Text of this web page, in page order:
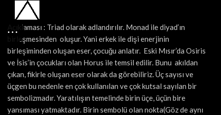
Açıklaması : Triad olarak adlandırılır. Monad ile diyad’ın
birleşmesinden oluşur. Yani erkek ile dişi enerjinin
birleşiminden oluşan eser, çocuğu anlatır. Eski Mısır’da Osiris
ve İsis’in çocukları olan Horus ile temsil edilir. Bunu akıldan
çıkan, fikirle oluşan eser olarak da görebiliriz. Üç sayısı ve
üçgen bu nedenle en çok kullanılan ve çok kutsal sayılan bir
sembolizmadır. Yaratılışın temelinde birin üçe, üçün bire
yansıması yatmaktadır. Birin sembolü olan nokta(Göz de aynı